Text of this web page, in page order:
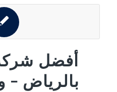
أفضل
بالرياض